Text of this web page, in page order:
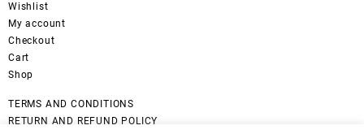
Wishlist
My account
Checkout
Cart
Shop
TERMS AND CONDITIONS
RETURN AND REFUND POLICY